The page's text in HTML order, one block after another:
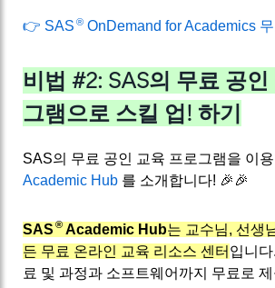
👉 SAS ®OnDemand for Academics 무
비법 #2: SAS의 무료 공
그램으로 스킬 업! 하기
SAS의 무료 공인 교육 프로그램을 이
Academic Hub 를 소개합니다! 🎉🎉
SAS ®Academic Hub는 교수님, 선생
든 무료 온라인 교육 리소스 센터 입니
료 및 과정과 소프트웨어까지 무료로